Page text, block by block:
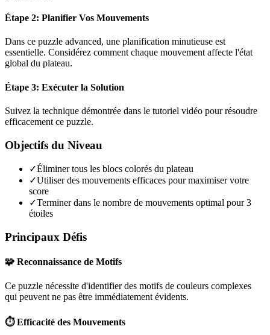
Étape 2: Planifier Vos Mouvements
Dans ce puzzle advanced, une planification minutieuse est
essentielle. Considérez comment chaque mouvement affecte l'état
global du plateau.
Étape 3: Exécuter la Solution
Suivez la technique démontrée dans le tutoriel vidéo pour résoudre
efficacement ce puzzle.
Objectifs du Niveau
✓Éliminer tous les blocs colorés du plateau
✓Utiliser des mouvements efficaces pour maximiser votre
score
✓Terminer dans le nombre de mouvements optimal pour 3
étoiles
Principaux Défis
🧩 Reconnaissance de Motifs
Ce puzzle nécessite d'identifier des motifs de couleurs complexes
qui peuvent ne pas être immédiatement évidents.
⏱️ Efficacité des Mouvements